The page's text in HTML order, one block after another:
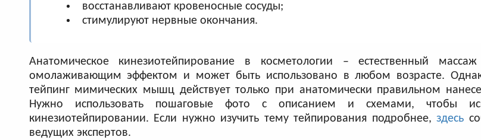
восстанавливают кровеносные сосуды;
стимулируют нервные окончания.
Анатомическое кинезиотейпирование в косметологии – естественный
омолаживающим эффектом и может быть использовано в любом возрасте.
тейпинг мимических мышц действует только при анатомически правильном
Нужно использовать пошаговые фото с описанием и схемами, чтобы
кинезиотейпировании. Если нужно изучить тему тейпирования подробнее,здесь
ведущих экспертов.